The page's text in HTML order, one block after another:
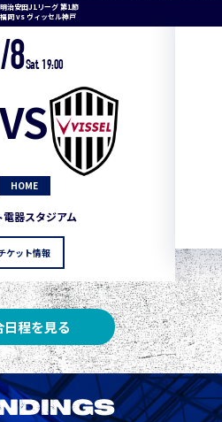
治安田J1リーグ 第1節
岡 vs ヴィッセル神戸
8Sat. 19:00
VS
HOME
電器スタジアム
ケット情報
日程を見る